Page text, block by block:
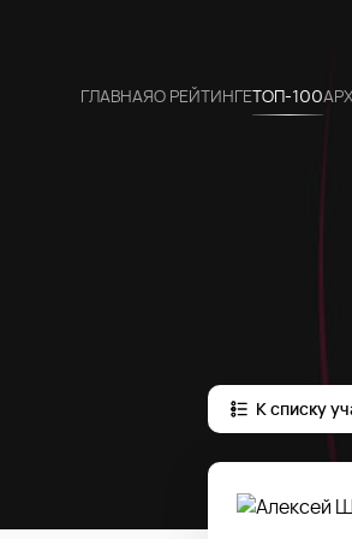
ГЛАВНАЯО РЕЙТИНГЕТОП-100
К списку